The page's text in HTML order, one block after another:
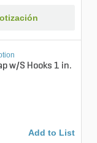
w/S Hooks 1 in.
Add to List